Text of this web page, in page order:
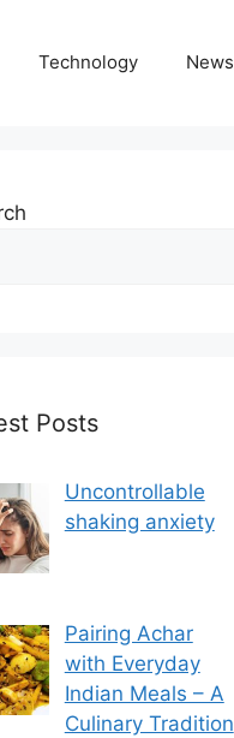
Technology News
Posts
Uncontrollable
shaking anxiety
Pairing Achar
with Everyday
Indian Meals – A
Culinary Tradition